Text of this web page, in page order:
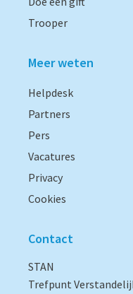
Trooper
Meer weten
Helpdesk
Partners
Pers
Vacatures
Privacy
Cookies
Contact
STAN
Trefpunt